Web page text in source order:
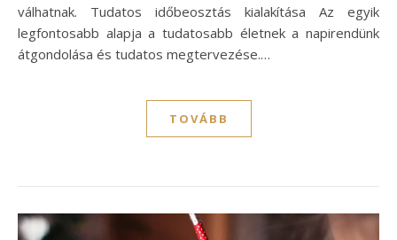
válhatnak. Tudatos időbeosztás kialakítása Az egyik
legfontosabb alapja a tudatosabb életnek a napirendünk
átgondolása és tudatos megtervezése.…
TOVÁBB